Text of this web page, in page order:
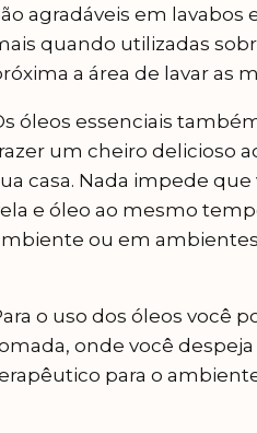
agradáveis em lavabos
quando utilizadas
a área de lavar as
óleos essenciais
um cheiro delicioso
casa. Nada impede que
e óleo ao mesmo
ou em
o uso dos óleos você
onde você
para o